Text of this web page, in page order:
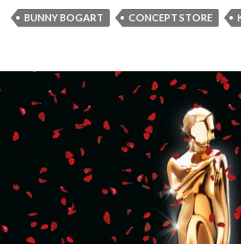
BUNNY BOGART CONCEPT STORE